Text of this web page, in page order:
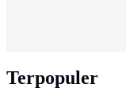
Terpopuler